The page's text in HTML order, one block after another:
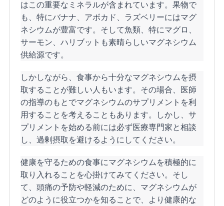
はこの重要なミネラルが含まれています。果物で
も、特にバナナ、アボカド、ラズベリーにはマグ
ネシウムが豊富です。そして魚類、特にマグロ、
サーモン、ハリブットも素晴らしいマグネシウム
供給源です。
しかしながら、食事から十分なマグネシウムを摂
取することが難しい人もいます。その場合、医師
の指導のもとでマグネシウムのサプリメントを利
用することを考えることもあります。しかし、サ
プリメントを始める前には必ず医療専門家と相談
し、過剰摂取を避けるようにしてください。
健康を守るための食事にマグネシウムを積極的に
取り入れることを心掛けてみてください。そし
て、頭痛の予防や軽減のために、マグネシウムが
どのように役立つかを知ることで、より健康的な